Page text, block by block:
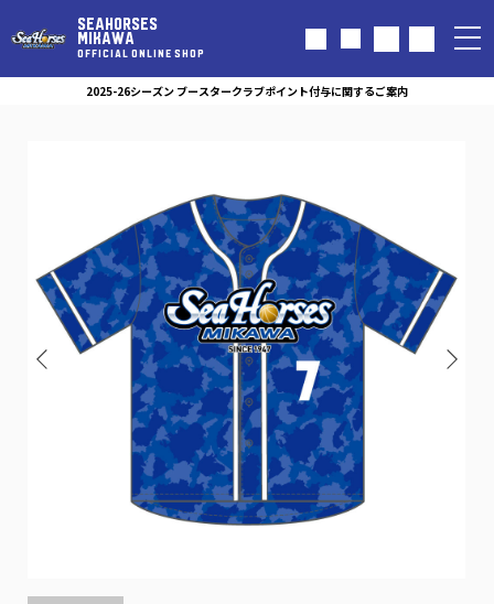
SEAHORSES
MIKAWA
OFFICIAL ONLINE SHOP
2025-26シーズン ブースタークラブポイント付与に関するご案内